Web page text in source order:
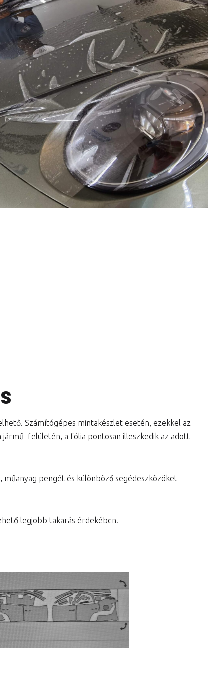
Számítógépes mintakészlet esetén, ezekkel az
felületén, a fólia pontosan illeszkedik az adott
műanyag pengét és különböző segédeszközöket
legjobb takarás érdekében.